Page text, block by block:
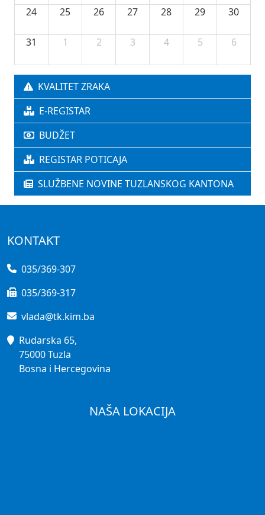
24 25 26 27 28 29 30
31 1 2 3 4 5 6
KVALITET ZRAKA
E-REGISTAR
BUDŽET
REGISTAR POTICAJA
SLUŽBENE NOVINE TUZLANSKOG KANTONA
KONTAKT
035/369-307
035/369-317
vlada@tk.kim.ba
Rudarska 65,
75000 Tuzla
Bosna i Hercegovina
NAŠA LOKACIJA